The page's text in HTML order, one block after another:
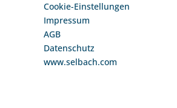
Cookie-Einstellungen
Impressum
AGB
Datenschutz
www.selbach.com